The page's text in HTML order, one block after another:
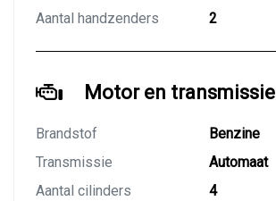
Aantal handzenders
2
Motor en transmissie
Brandstof
Benzine
Transmissie
Automaat
Aantal cilinders
4